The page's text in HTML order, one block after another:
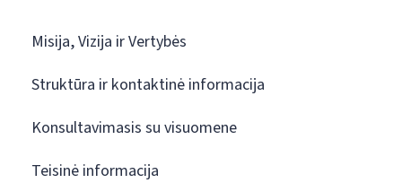
Misija, Vizija ir Vertybės
Struktūra ir kontaktinė informacija
Konsultavimasis su visuomene
Teisinė informacija